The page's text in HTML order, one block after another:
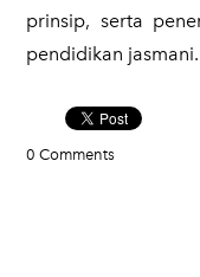
prinsip, serta
pendidikan jasmani.
0 Comments